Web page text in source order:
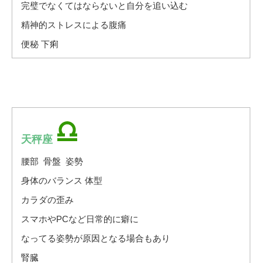
完璧でなくてはならないと自分を追い込む
精神的ストレスによる腹痛
便秘 下痢
天秤座
腰部 骨盤 姿勢
身体のバランス 体型
カラダの歪み
スマホやPCなど日常的に癖に
なってる姿勢が原因となる場合もあり
腎臓